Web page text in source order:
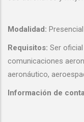
Modalidad: Presencial
Requisitos: Ser
comunicaciones
aeronáutico,
Información de